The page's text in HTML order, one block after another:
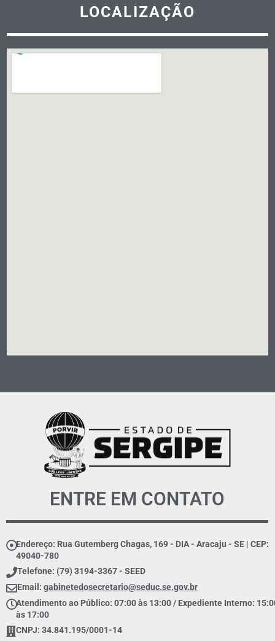
LOCALIZAÇÃO
ENTRE EM CONTATO
Endereço: Rua Gutemberg Chagas, 169 - DIA - Aracaju - SE | CEP:
49040-780
Telefone: (79) 3194-3367 - SEED
Email: gabinetedosecretario@seduc.se.gov.br
Atendimento ao Público: 07:00 às 13:00 / Expediente Interno:
às 17:00
CNPJ: 34.841.195/0001-14